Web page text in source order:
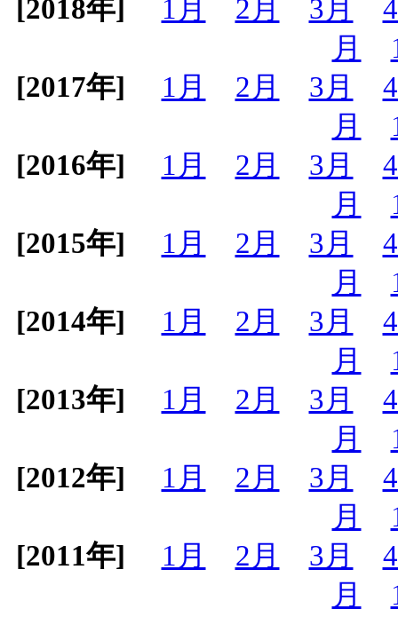
[2018年] 1月 2月 3月
月
[2017年]
1月 2月 3月
月
[2016年]
1月 2月 3月
月
[2015年]
1月 2月 3月
月
[2014年]
1月 2月 3月
月
[2013年]
1月 2月 3月
月
[2012年]
1月 2月 3月
月
[2011年]
1月 2月 3月
月